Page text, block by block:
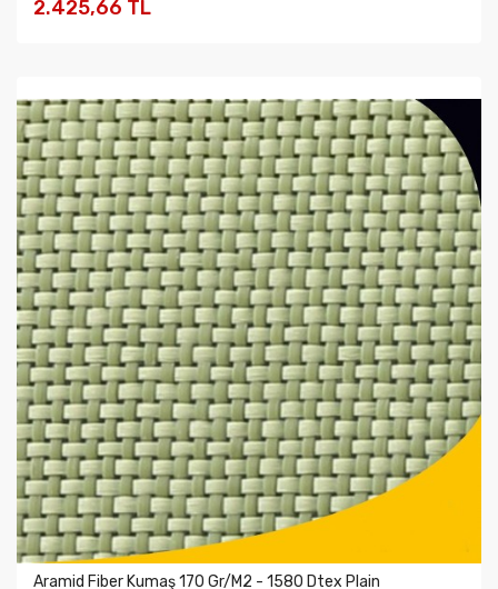
2.425,66 TL
Aramid Fiber Kumaş 170 Gr/M2 - 1580 Dtex Plain